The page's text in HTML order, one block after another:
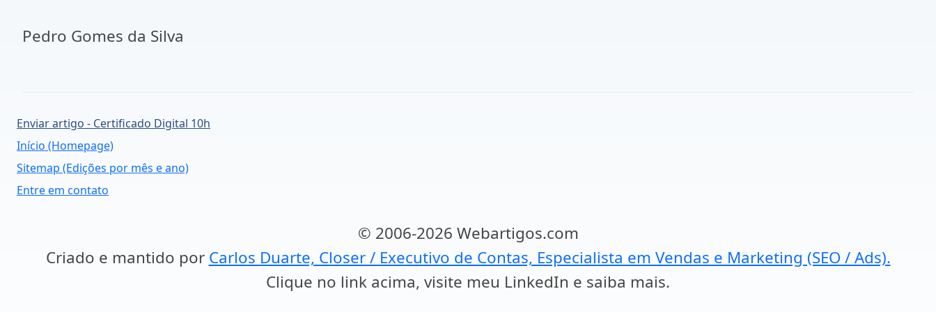
Pedro Gomes da Silva
Enviar artigo - Certificado Digital 10h
Início (Homepage)
Sitemap (Edições por mês e ano)
Entre em contato
© 2006-2026 Webartigos.com
Criado e mantido por Carlos Duarte, Closer / Executivo de Contas, Especialista em Vendas e Marketing (SEO / Ads).
Clique no link acima, visite meu LinkedIn e saiba mais.